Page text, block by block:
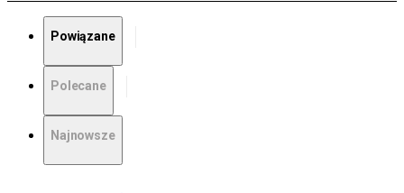
Powiązane
Polecane
Najnowsze